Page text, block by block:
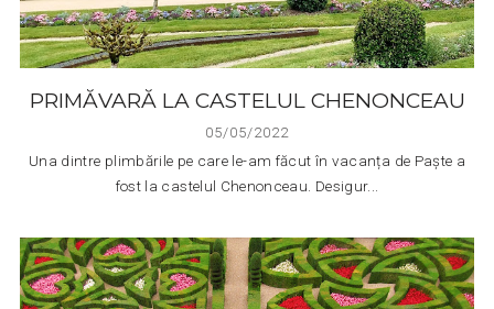
PRIMĂVARĂ LA CASTELUL CHENONCEAU
05/05/2022
Una dintre plimbările pe care le-am făcut în vacanța de Paște a
fost la castelul Chenonceau. Desigur...